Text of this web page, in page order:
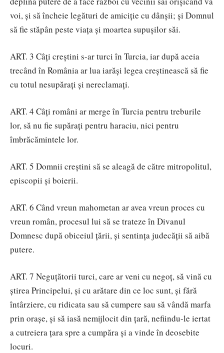
voi, şi să încheie legături de amiciţie cu dânşii; şi Domnul
să fie stăpân peste viaţa şi moartea supuşilor săi.
ART. 3 Câţi creştini s-ar turci în Turcia, iar după aceia
trecând în România ar lua iarăşi legea creştinească să fie
cu totul nesupăraţi şi nereclamaţi.
ART. 4 Câţi români ar merge în Turcia pentru treburile
lor, să nu fie supăraţi pentru haraciu, nici pentru
îmbrăcămintele lor.
ART. 5 Domnii creştini să se aleagă de către mitropolitul,
episcopii şi boierii.
ART. 6 Când vreun mahometan ar avea vreun proces cu
vreun român, procesul lui să se trateze în Divanul
Domnesc după obiceiul ţării, şi sentinţa judecăţii să aibă
putere.
ART. 7 Neguţătorii turci, care ar veni cu negoţ, să vină cu
ştirea Principelui, şi cu arătare din ce loc sunt, şi fără
întârziere, cu ridicata sau să cumpere sau să vândă marfa
prin oraşe, şi să iasă nemijlocit din ţară, nefiindu-le iertat
a cutreiera ţara spre a cumpăra şi a vinde în deosebite
locuri.